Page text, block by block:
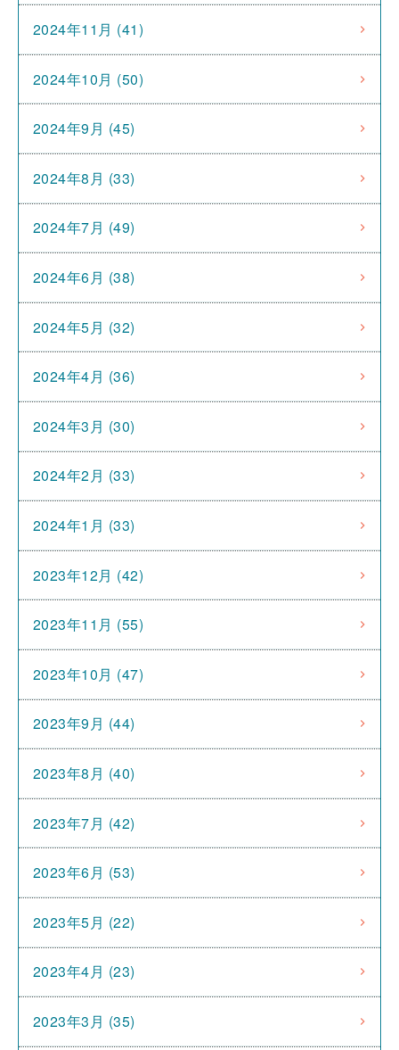
2024年11月 (41)
2024年10月 (50)
2024年9月 (45)
2024年8月 (33)
2024年7月 (49)
2024年6月 (38)
2024年5月 (32)
2024年4月 (36)
2024年3月 (30)
2024年2月 (33)
2024年1月 (33)
2023年12月 (42)
2023年11月 (55)
2023年10月 (47)
2023年9月 (44)
2023年8月 (40)
2023年7月 (42)
2023年6月 (53)
2023年5月 (22)
2023年4月 (23)
2023年3月 (35)